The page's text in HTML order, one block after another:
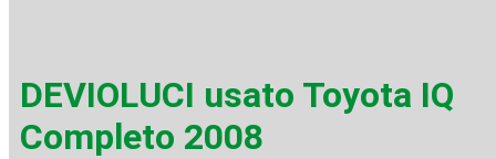
DEVIOLUCI usato Toyota IQ
Completo 2008